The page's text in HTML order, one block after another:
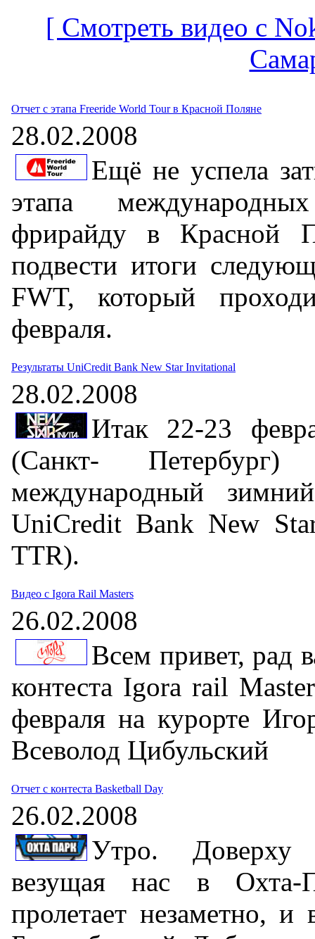
[ Смотреть видео с
Отчет с этапа Freeride World Tour в Красной Поляне
28.02.2008
Ещё не успела
этапа
фрирайду в Красной
подвести итоги
FWT, который
февраля.
Результаты UniCredit Bank New Star Invitational
28.02.2008
Итак 22-23
(Санкт- Петербург)
международный
UniCredit Bank New
TTR).
Видео с Igora Rail Masters
26.02.2008
Всем привет, рад
контеста Igora rail
февраля на курорте
Всеволод Цибульский
Отчет с контеста Basketball Day
26.02.2008
Утро. Доверху
везущая нас в
пролетает незаметно,